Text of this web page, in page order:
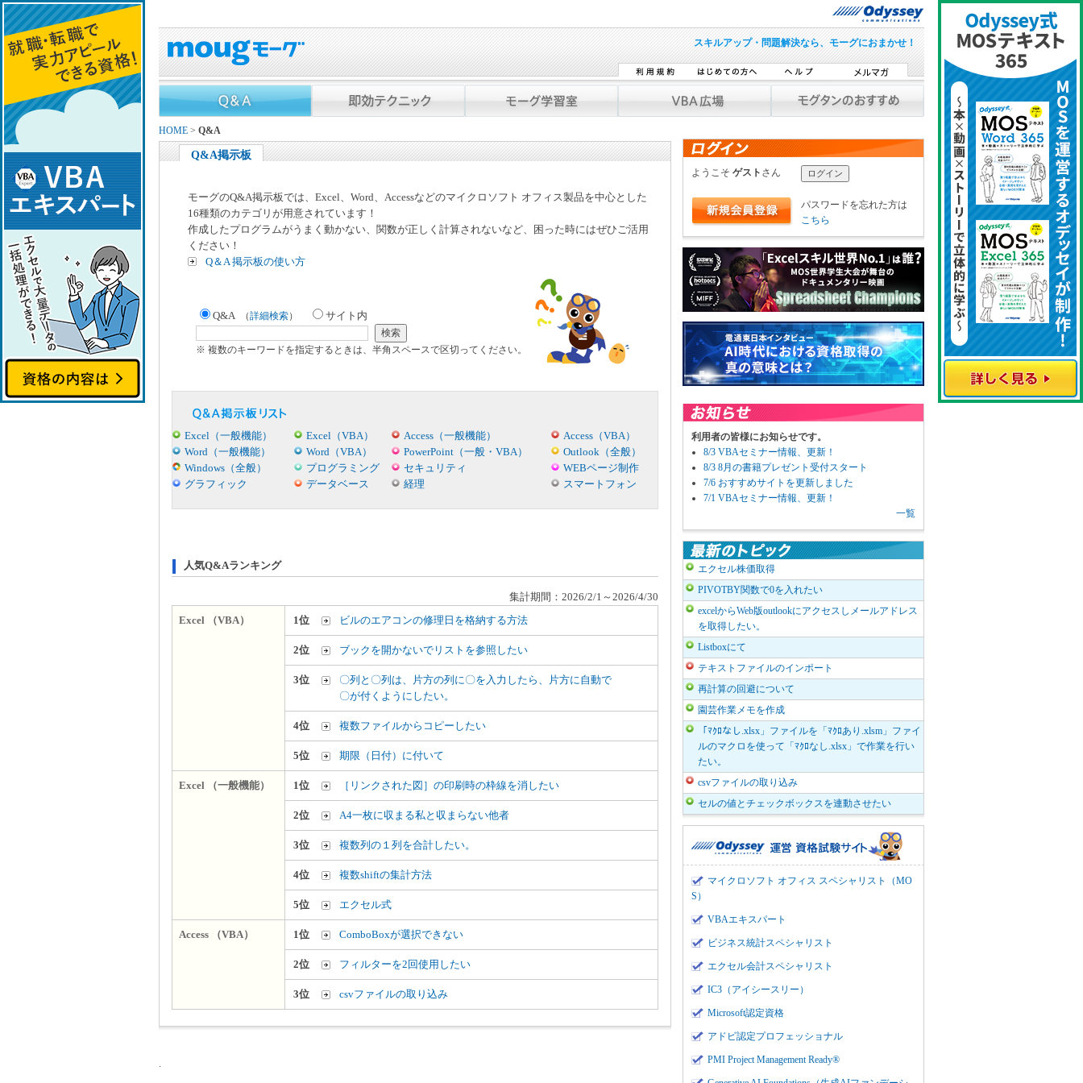
スキルアップ・問題解決なら、モーグにおまかせ！
HOME > Q&A
Q&A掲示板
モーグのQ&A掲示板では、Excel、Word、Accessなどのマイクロソフト オフィス製品を中心とした
16種類のカテゴリが用意されています！
作成したプログラムがうまく動かない、関数が正しく計算されないなど、困った時にはぜひご活用
ください！
Q＆A 掲示板の使い方
Q&A （詳細検索） サイト内
※ 複数のキーワードを指定するときは、半角スペースで区切ってください。
Excel（一般機能） Excel（VBA） Access（一般機能）
Access（VBA）
Word（一般機能）
Word（VBA） PowerPoint（一般・VBA）
Outlook（全般）
Windows（全般）
プログラミング セキュリティ
WEBページ制作
グラフィック
データベース 経理 スマートフォン
人気Q&Aランキング
集計期間：2026/2/1～2026/4/30
Excel （VBA）
1位 ビルのエアコンの修理日を格納する方法
2位 ブックを開かないでリストを参照したい
3位
〇列と〇列は、片方の列に〇を入力したら、片方に自動で
〇が付くようにしたい。
4位 複数ファイルからコピーしたい
5位 期限（日付）に付いて
Excel （一般機能） 1位 ［リンクされた図］の印刷時の枠線を消したい
2位 A4一枚に収まる私と収まらない他者
3位 複数列の１列を合計したい。
4位 複数shiftの集計方法
5位 エクセル式
Access （VBA） 1位 ComboBoxが選択できない
2位 フィルターを2回使用したい
3位 csvファイルの取り込み
ようこそ ゲスト さん
パスワードを忘れた方は
こちら
利用者の皆様にお知らせです。
8/3 VBAセミナー情報、更新！
8/3 8月の書籍プレゼント受付スタート
7/6 おすすめサイトを更新しました
7/1 VBAセミナー情報、更新！
一覧
エクセル株価取得
PIVOTBY関数で0を入れたい
excelからWeb版outlookにアクセスしメールアドレス
を取得したい。
Listboxにて
テキストファイルのインポート
再計算の回避について
園芸作業メモを作成
「ﾏｸﾛなし.xlsx」ファイルを「ﾏｸﾛあり.xlsm」ファイ
ルのマクロを使って「ﾏｸﾛなし.xlsx」で作業を行い
たい。
csvファイルの取り込み
セルの値とチェックボックスを連動させたい
マイクロソフト オフィス スペシャリスト（MO
S）
VBAエキスパート
ビジネス統計スペシャリスト
エクセル会計スペシャリスト
IC3（アイシースリー）
Microsoft認定資格
アドビ認定プロフェッショナル
PMI Project Management Ready®